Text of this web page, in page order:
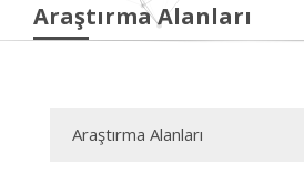
Araştırma Alanları
Araştırma Alanları